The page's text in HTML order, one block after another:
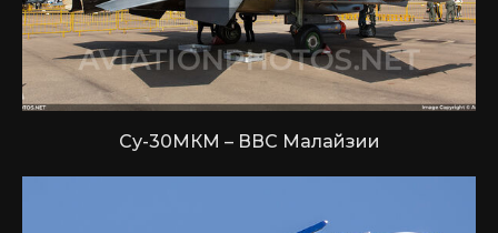
Су-30МКМ – ВВС Малайзии